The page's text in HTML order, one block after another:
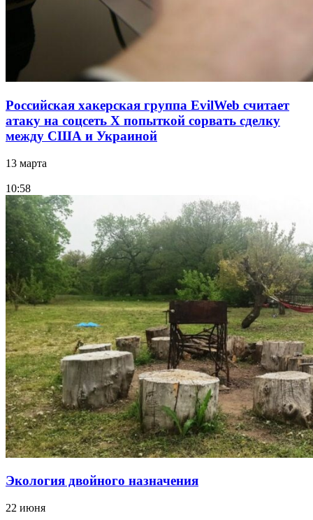
Российская хакерская группа EvilWeb считает
атаку на соцсеть Х попыткой сорвать сделку
между США и Украиной
13 марта
10:58
Экология двойного назначения
22 июня